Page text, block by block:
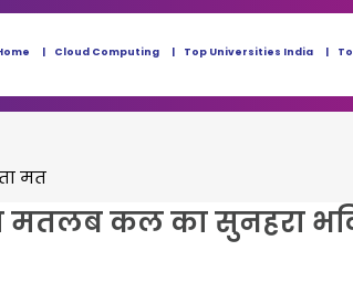
Cloud Computing Top Universities India
मत
मतलब कल का सुनहरा